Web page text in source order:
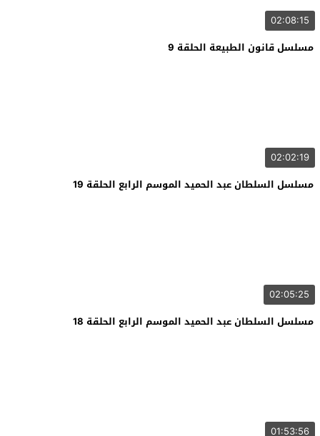
02:08:15
مسلسل قانون الطبيعة الحلقة 9
02:02:19
مسلسل السلطان عبد الحميد الموسم الرابع الحلقة 19
02:05:25
مسلسل السلطان عبد الحميد الموسم الرابع الحلقة 18
01:53:56